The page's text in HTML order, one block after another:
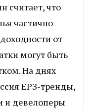
считает, что
частично
от
могут быть
На днях
ЕРЗ-тренды,
и девелоперы